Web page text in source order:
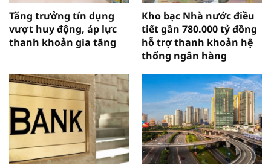
Tăng trưởng tín dụng
vượt huy động, áp lực
thanh khoản gia tăng
Kho bạc Nhà nước điều
tiết gần 780.000 tỷ đồng
hỗ trợ thanh khoản hệ
thống ngân hàng